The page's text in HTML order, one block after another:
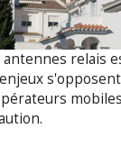
relais